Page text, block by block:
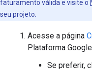
faturamento válida e visite o
seu projeto.
Acesse a página
Plataforma
Se preferir,